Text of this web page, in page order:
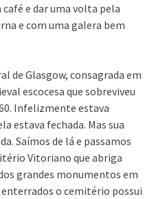
e dar uma volta pela
e com uma galera bem
de Glasgow, consagrada em
escocesa que sobreviveu
Infelizmente estava
estava fechada. Mas sua
Saímos de lá e passamos
Vitoriano que abriga
grandes monumentos em
o cemitério possui